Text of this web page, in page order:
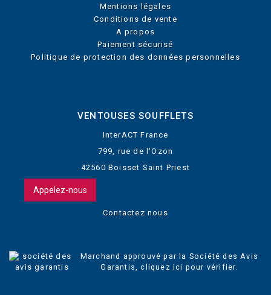
Mentions légales
Conditions de vente
A propos
Paiement sécurisé
Politique de protection des données personnelles
VENTOUSES SOUFFLETS
InterACT France
799, rue de l'Ozon
42560 Boisset Saint Priest
Appelez-nous
Contactez nous
Marchand approuvé par la Société des Avis
Garantis,cliquez ici pour vérifier